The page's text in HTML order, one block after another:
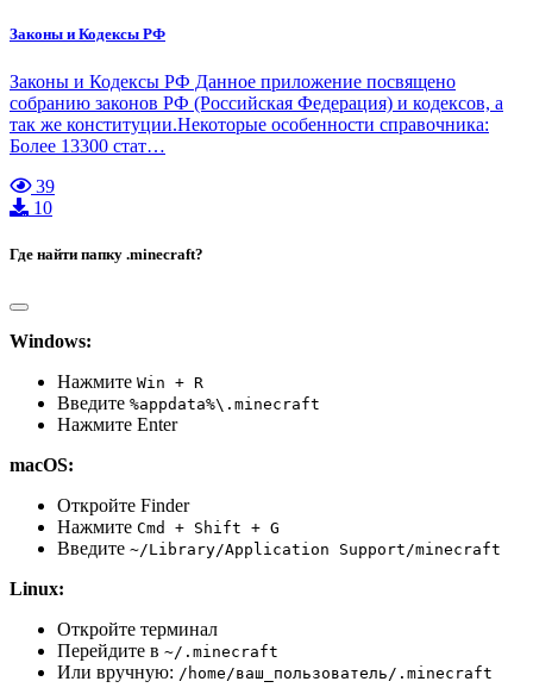
Законы и Кодексы РФ
Законы и Кодексы РФ Данное приложение посвящено
собранию законов РФ (Российская Федерация) и кодексов, а
так же конституции.Некоторые особенности справочника:
Более 13300 стат…
39
10
Где найти папку .minecraft?
Windows:
Нажмите Win + R
Введите %appdata%\.minecraft
Нажмите Enter
macOS:
Откройте Finder
Нажмите Cmd + Shift + G
Введите ~/Library/Application Support/minecraft
Linux:
Откройте терминал
Перейдите в ~/.minecraft
Или вручную: /home/ваш_пользователь/.minecraft